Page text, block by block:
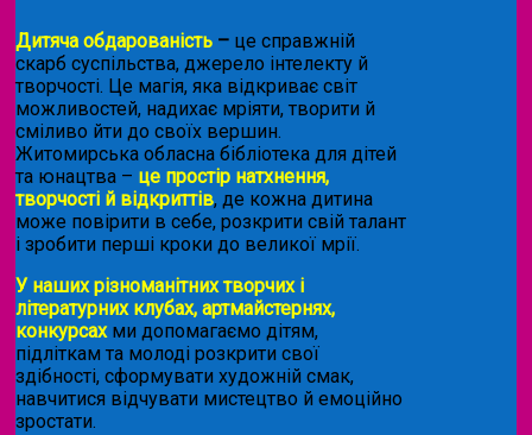
Дитяча обдарованість – це справжній
скарб суспільства, джерело інтелекту й
творчості. Це магія, яка відкриває світ
можливостей, надихає мріяти, творити й
сміливо йти до своїх вершин.
Житомирська обласна бібліотека для дітей
та юнацтва – це простір натхнення,
творчості й відкриттів, де кожна дитина
може повірити в себе, розкрити свій талант
і зробити перші кроки до великої мрії.
У наших різноманітних творчих і
літературних клубах, артмайстернях,
конкурсахми допомагаємо дітям,
підліткам та молоді розкрити свої
здібності, сформувати художній смак,
навчитися відчувати мистецтво й емоційно
зростати.